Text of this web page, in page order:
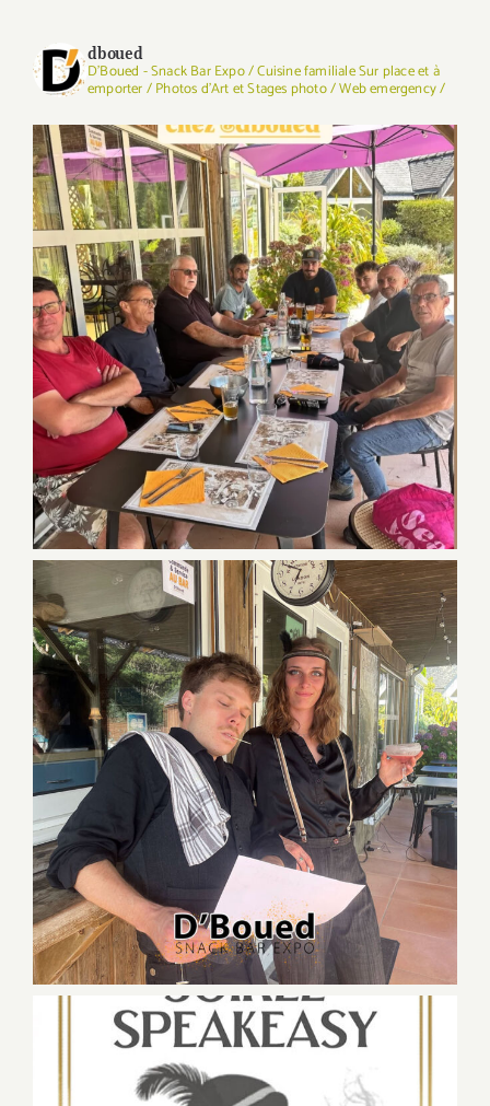
dboued
D'Boued - Snack Bar Expo / Cuisine familiale Sur place et à
emporter / Photos d'Art et Stages photo / Web emergency /